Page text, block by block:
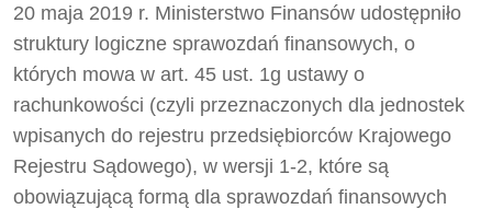
20 maja 2019 r. Ministerstwo Finansów udostępniło
struktury logiczne sprawozdań finansowych, o
których mowa w art. 45 ust. 1g ustawy o
rachunkowości (czyli przeznaczonych dla jednostek
wpisanych do rejestru przedsiębiorców Krajowego
Rejestru Sądowego), w wersji 1-2, które są
obowiązującą formą dla sprawozdań finansowych